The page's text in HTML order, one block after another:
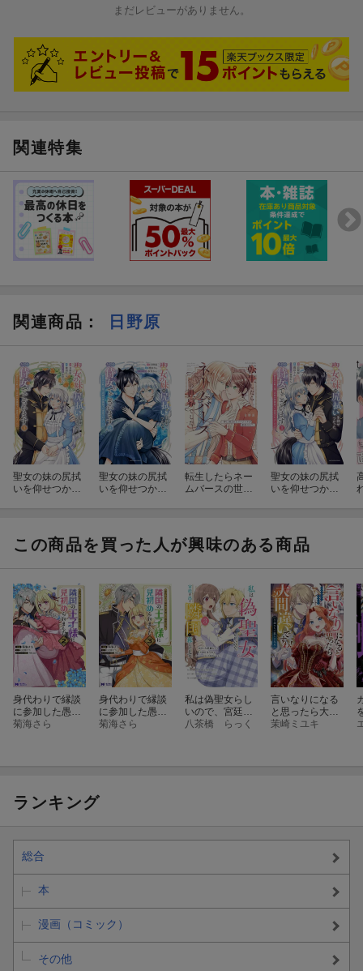
まだレビューがありません。
関連特集
関連商品 ： 日野原
聖女の妹の尻拭
いを仰せつかっ
獣人国で何故か
黒狼陛下に求愛
聖女の妹の尻拭
いを仰せつかっ
獣人国で何故か
黒狼陛下に求愛
転生したらネー
ムバースの世界
聖女の妹の尻拭
いを仰せつかっ
獣人国で何故か
黒狼陛下に求愛
この商品を買った人が興味のある商品
身代わりで縁談
に参加した愚妹
の私、隣国の王
菊海さら
身代わりで縁談
に参加した愚妹
の私、隣国の王
菊海さら
私は偽聖女らし
いので、宮廷を
出て隣国で暮ら
八茶橋 らっく
言いなりになる
と思ったら大間
違いですわ！ 令
茉崎ミユキ
ランキング
総合
本
漫画（コミック）
その他